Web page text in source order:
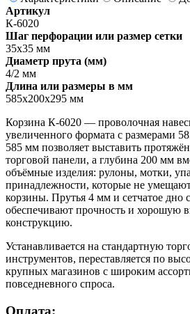
Артикул
К-6020
Шаг перфорации или размер сетки
35х35 мм
Диаметр прута (мм)
4/2 мм
Длина или размеры в мм
585x200x295 мм
Корзина К-6020 — проволочная
увеличенного формата с размерами
585 мм позволяет выставить
торговой панели, а глубина 200 мм
объёмные изделия: рулоны, мотки,
принадлежности, которые не
корзины. Прутья 4 мм и сетчатое дно
обеспечивают прочность и хорошую
конструкцию.
Устанавливается на стандартную
инструментов, переставляется по
крупных магазинов с широким
повседневного спроса.
Оплата: